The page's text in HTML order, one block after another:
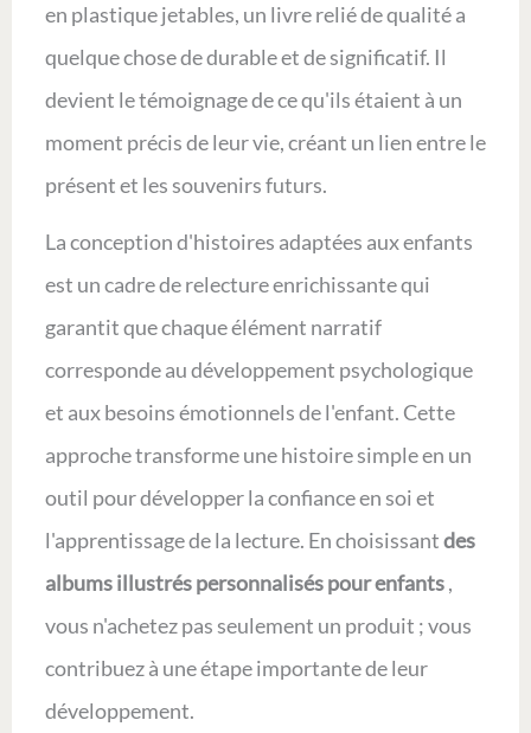
en plastique jetables, un livre relié de qualité a
quelque chose de durable et de significatif. Il
devient le témoignage de ce qu'ils étaient à un
moment précis de leur vie, créant un lien entre le
présent et les souvenirs futurs.
La conception d'histoires adaptées aux enfants
est un cadre de relecture enrichissante qui
garantit que chaque élément narratif
corresponde au développement psychologique
et aux besoins émotionnels de l'enfant. Cette
approche transforme une histoire simple en un
outil pour développer la confiance en soi et
l'apprentissage de la lecture. En choisissantdes
albums illustrés personnalisés pour enfants,
vous n'achetez pas seulement un produit ; vous
contribuez à une étape importante de leur
développement.